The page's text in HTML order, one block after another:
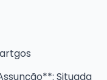
Situada